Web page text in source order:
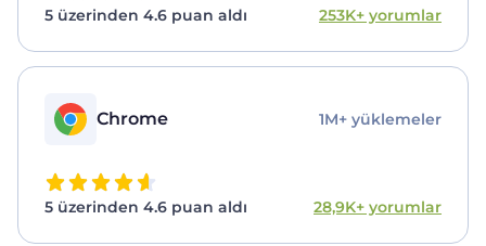
5 üzerinden 4.6 puan aldı 253K+ yorumlar
Chrome 1M+ yüklemeler
5 üzerinden 4.6 puan aldı 28,9K+ yorumlar